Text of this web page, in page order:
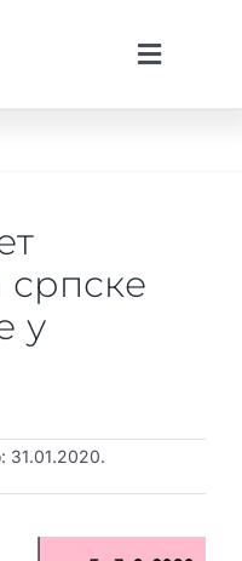
Toggle
ћир
lat
Стварај у Србији
српске
у
31.01.2020.